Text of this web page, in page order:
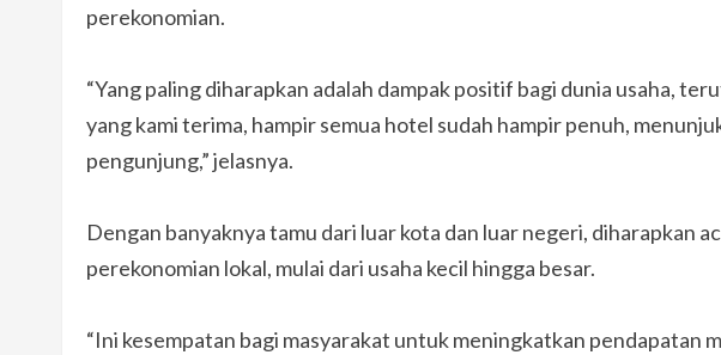
perekonomian.
“Yang paling diharapkan adalah dampak positif bagi dunia usaha,
yang kami terima, hampir semua hotel sudah hampir penuh,
pengunjung,” jelasnya.
Dengan banyaknya tamu dari luar kota dan luar negeri, diharapkan
perekonomian lokal, mulai dari usaha kecil hingga besar.
“Ini kesempatan bagi masyarakat untuk meningkatkan pendapatan